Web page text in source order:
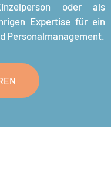
oder als
Expertise für ein
Personalmanagement.